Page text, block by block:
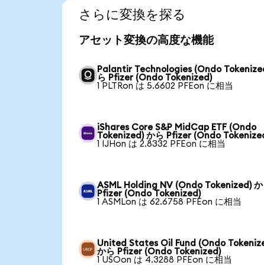
さらに変換を探る
アセット変換の高度な機能
Palantir Technologies (Ondo
ら Pfizer (Ondo Tokenized)
1 PLTRon は 5.6602 PFEon に相当
iShares Core S&P MidCap ETF (Ondo
Tokenized) から Pfizer (Ondo
1 IJHon は 2.8332 PFEon に相当
ASML Holding NV (Ondo Tokenized) か
Pfizer (Ondo Tokenized)
1 ASMLon は 62.6758 PFEon に相当
United States Oil Fund (Ondo
から Pfizer (Ondo Tokenized)
1 USOon は 4.3288 PFEon に相当